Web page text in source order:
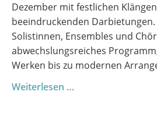
Dezember mit festlichen
beeindruckenden Darbietungen.
Solistinnen, Ensembles und
abwechslungsreiches
Werken bis zu modernen
Weiterlesen …